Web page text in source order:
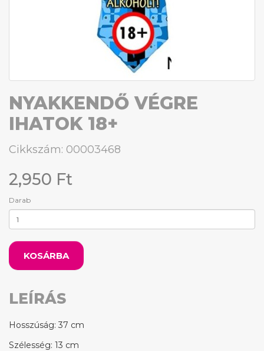
NYAKKENDŐ VÉGRE
IHATOK 18+
Cikkszám: 00003468
2,950 Ft
Darab
KOSÁRBA
LEÍRÁS
Hosszúság: 37 cm
Szélesség: 13 cm